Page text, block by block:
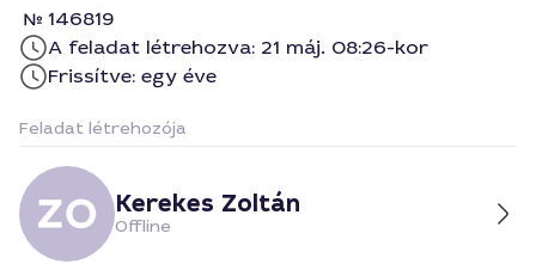
146819
A feladat létrehozva: 21 máj. 08:26-kor
Frissítve: egy éve
Feladat létrehozója
Kerekes Zoltán
Offline